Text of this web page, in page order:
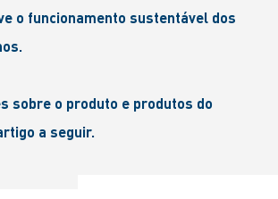
o funcionamento sustentável dos
sobre o produto e produtos do
a seguir.